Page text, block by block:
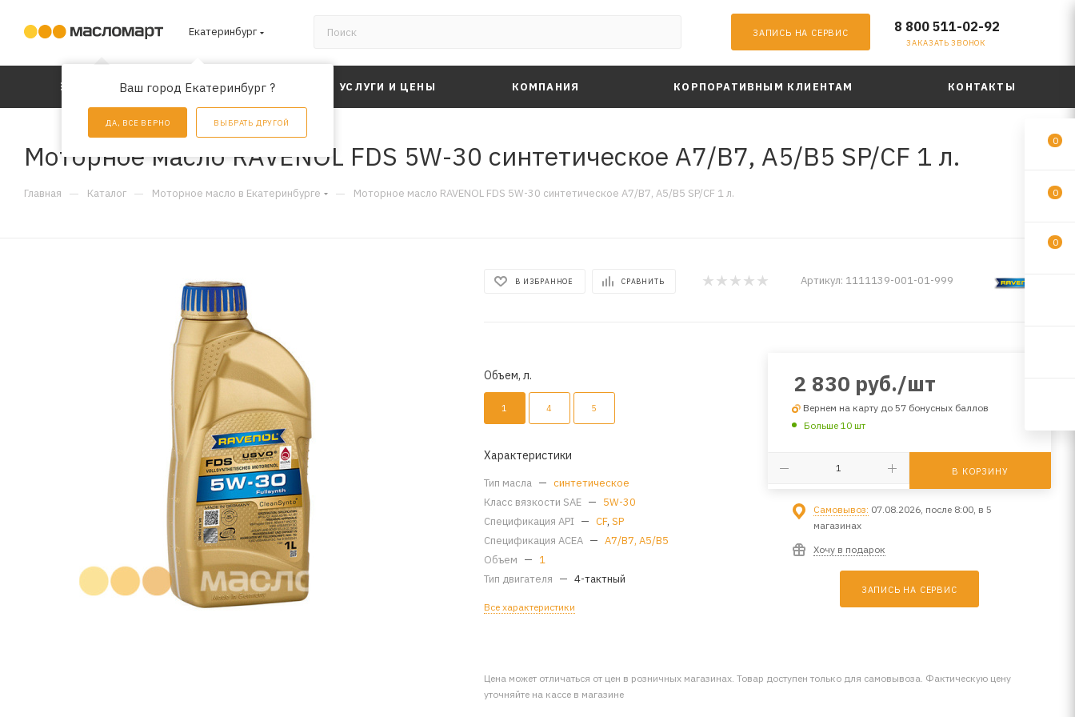
Екатеринбург
Ваш город Екатеринбург ?
ДА, ВСЕ ВЕРНО ВЫБРАТЬ ДРУГОЙ
ЗАПИСЬ НА СЕРВИС 8 800 511-02-92
ЗАКАЗАТЬ ЗВОНОК
КАТАЛОГ АКЦИИ УСЛУГИ И ЦЕНЫ КОМПАНИЯ КОРПОРАТИВНЫМ КЛИЕНТАМ КОНТАКТЫ
Моторное масло RAVENOL FDS 5W-30 синтетическое A7/B7, A5/B5 SP/CF 1 л.
Главная — Каталог — Моторное масло в Екатеринбурге — Моторное масло RAVENOL FDS 5W-30 синтетическое A7/B7, A5/B5 SP/CF 1 л.
В ИЗБРАННОЕ СРАВНИТЬ Артикул: 1111139-001-01-999
Объем, л.
1 4 5
Характеристики
Тип масла — синтетическое
Класс вязкости SAE — 5W-30
Спецификация API — CF,SP
Спецификация ACEA — A7/B7, A5/B5
Объем — 1
Тип двигателя — 4-тактный
Все характеристики
2 830 руб./шт
Вернем на карту до 57 бонусных баллов
Больше 10 шт
В КОРЗИНУ
Самовывоз: 07.08.2026, после 8:00, в 5
магазинах
Хочу в подарок
ЗАПИСЬ НА СЕРВИС
Цена может отличаться от цен в розничных магазинах. Товар доступен только для самовывоза. Фактическую цену
уточняйте на кассе в магазине
0
0
0